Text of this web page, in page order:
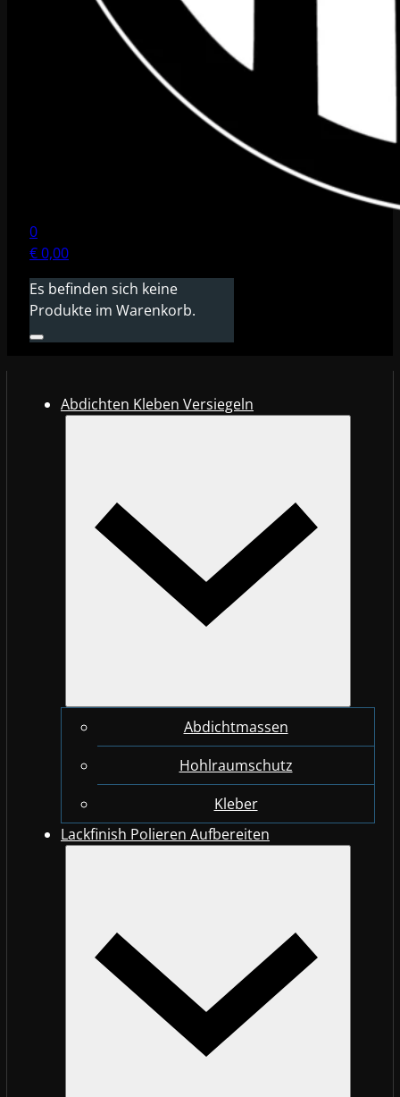
0
€0,00
Es befinden sich keine
Produkte im Warenkorb.
Abdichten Kleben Versiegeln
Abdichtmassen
Hohlraumschutz
Kleber
Lackfinish Polieren Aufbereiten